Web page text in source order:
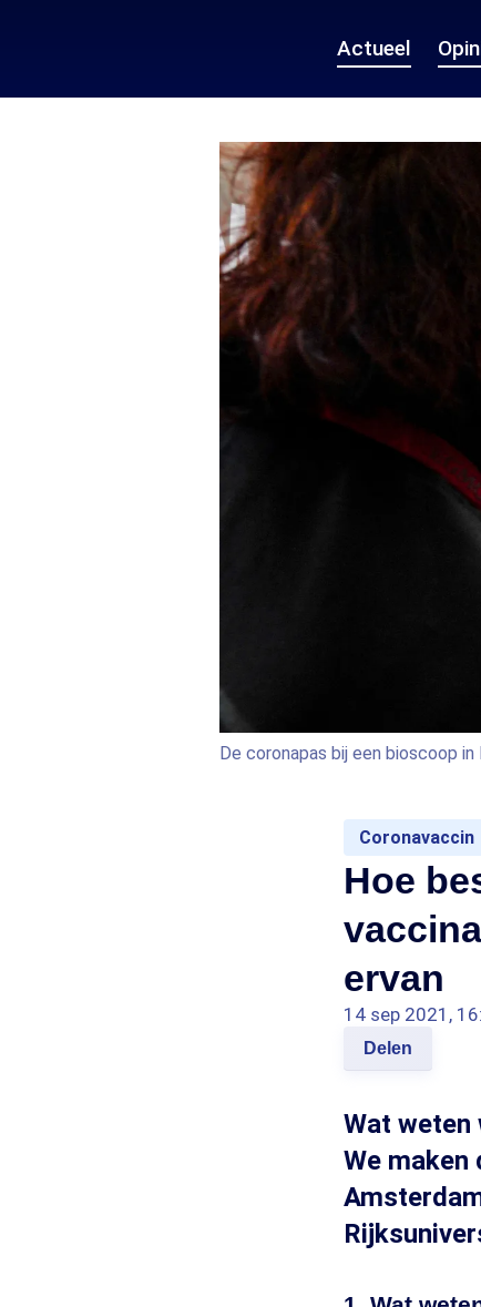
Actueel
De coronapas bij een bioscoop in
Coronavaccin
Hoe
ervan
14 sep 2021,
Delen
Wat weten
We maken